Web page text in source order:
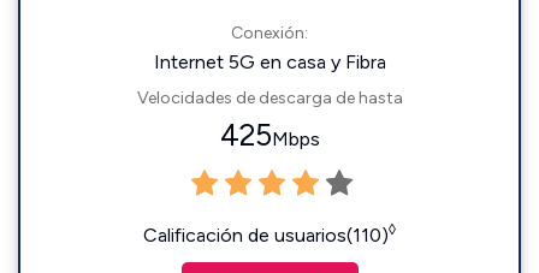
Conexión:
Internet 5G en casa y Fibra
Velocidades de descarga de hasta
425Mbps
Calificación de usuarios(110)◊